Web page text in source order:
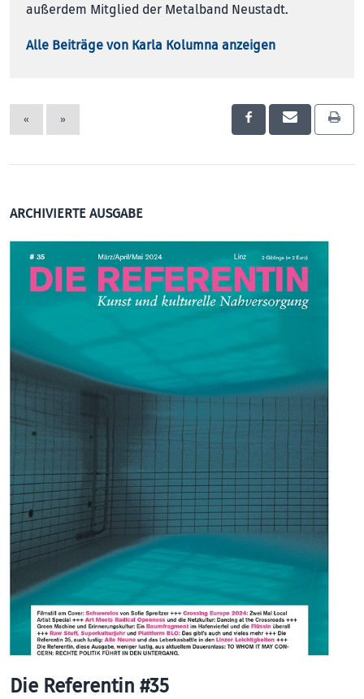
außerdem Mitglied der Metalband Neustadt.
Alle Beiträge von Karla Kolumna anzeigen
« »
ARCHIVIERTE AUSGABE
Die Referentin #35